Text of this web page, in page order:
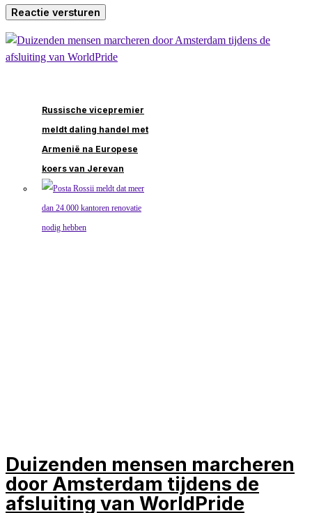
Russische vicepremier
meldt daling handel met
Armenië na Europese
koers van Jerevan
Duizenden mensen marcheren
door Amsterdam tijdens de
afsluiting van WorldPride